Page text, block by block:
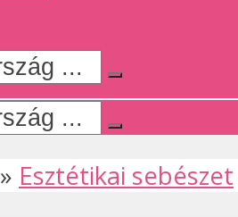
» Esztétikai sebészet